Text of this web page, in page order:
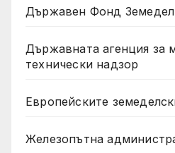
Държавен Фонд
Държавната агенция за
технически надзор
Европейските
Железопътна